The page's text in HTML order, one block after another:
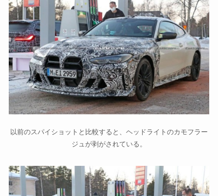
以前のスパイショットと比較すると、ヘッドライトのカモフラー
ジュが剥がされている。